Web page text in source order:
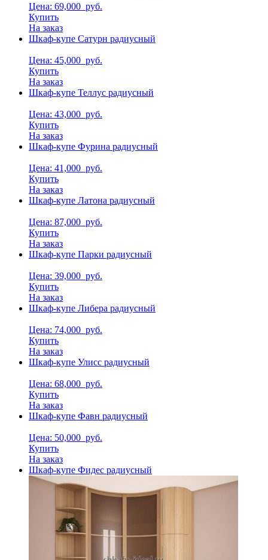
Цена: 69,000 руб.
Купить
На заказ
Шкаф-купе Сатурн радиусный
Цена: 45,000 руб.
Купить
На заказ
Шкаф-купе Теллус радиусный
Цена: 43,000 руб.
Купить
На заказ
Шкаф-купе Фурина радиусный
Цена: 41,000 руб.
Купить
На заказ
Шкаф-купе Латона радиусный
Цена: 87,000 руб.
Купить
На заказ
Шкаф-купе Парки радиусный
Цена: 39,000 руб.
Купить
На заказ
Шкаф-купе Либера радиусный
Цена: 74,000 руб.
Купить
На заказ
Шкаф-купе Улисс радиусный
Цена: 68,000 руб.
Купить
На заказ
Шкаф-купе Фавн радиусный
Цена: 50,000 руб.
Купить
На заказ
Шкаф-купе Фидес радиусный